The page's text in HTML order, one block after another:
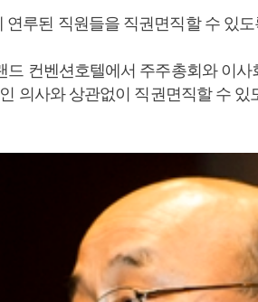
연루된 직원들을 직권면직할 수 있
드 컨벤션호텔에서 주주총회와 이
의사와 상관없이 직권면직할 수 있